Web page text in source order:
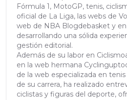
Fórmula 1, MotoGP, tenis,
oficial de La Liga, las webs de
web de NBA Blogdebasket y en
desarrollando una sólida
gestión editorial.
Además de su labor en
en la web hermana
de la web especializada en tenis
de su carrera, ha realizado
ciclistas y figuras del deporte,